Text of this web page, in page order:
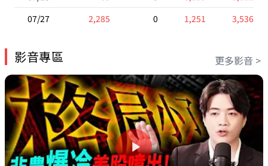
07/27
2,285 0 1,251 3,536
影音專區 更多影音 >